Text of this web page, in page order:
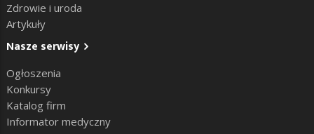
Zdrowie i uroda
Artykuły
Nasze serwisy
Ogłoszenia
Konkursy
Katalog firm
Informator medyczny